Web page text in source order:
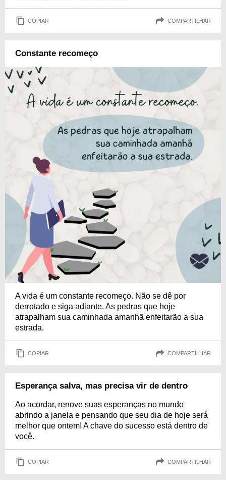
COPIAR COMPARTILHAR
Constante recomeço
A vida é um constante recomeço. Não se dê por
derrotado e siga adiante. As pedras que hoje
atrapalham sua caminhada amanhã enfeitarão a sua
estrada.
COPIAR COMPARTILHAR
Esperança salva, mas precisa vir de dentro
Ao acordar, renove suas esperanças no mundo
abrindo a janela e pensando que seu dia de hoje será
melhor que ontem! A chave do sucesso está dentro de
você.
COPIAR COMPARTILHAR